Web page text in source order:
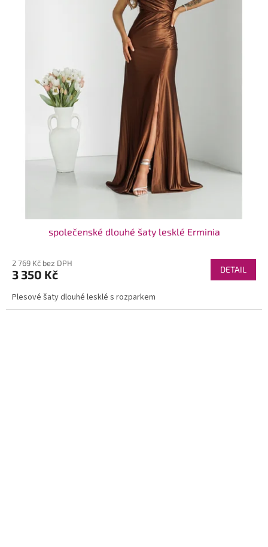
společenské dlouhé šaty lesklé Erminia
2 769 Kč bez DPH
3 350 Kč DETAIL
Plesové šaty dlouhé lesklé s rozparkem